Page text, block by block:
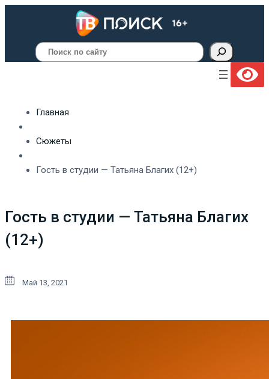
Поиск
Главная
Сюжеты
Гость в студии — Татьяна Благих (12+)
Гость в студии — Татьяна Благих
(12+)
Май 13, 2021